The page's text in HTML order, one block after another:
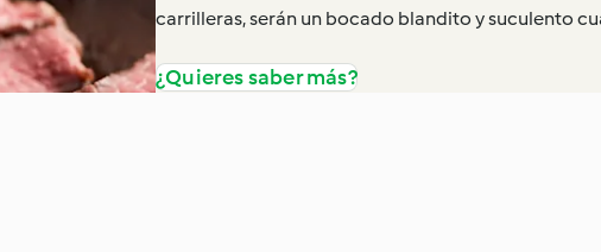
carrilleras, serán un bocado blandito y suculento
¿Quieres saber más?